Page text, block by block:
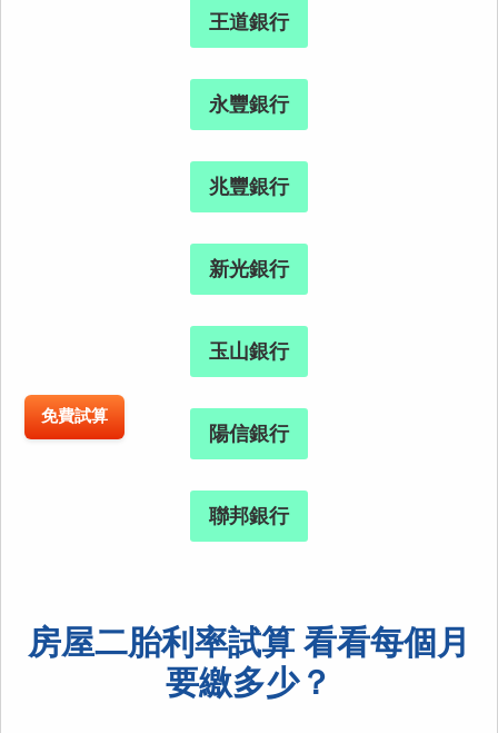
王道銀行
永豐銀行
兆豐銀行
新光銀行
玉山銀行
陽信銀行
聯邦銀行
房屋二胎利率試算 看看每個月
要繳多少？
免費試算